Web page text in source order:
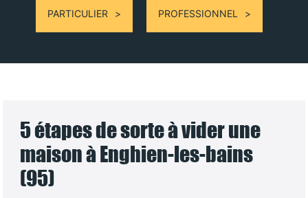
PARTICULIER PROFESSIONNEL
5 étapes de sorte à vider une
maison à Enghien-les-bains
(95)